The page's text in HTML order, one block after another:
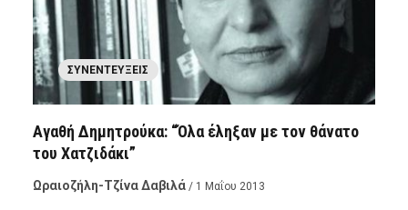
ΣΥΝΕΝΤΕΎΞΕΙΣ
Αγαθή Δημητρούκα: “Όλα έληξαν με τον θάνατο
του Χατζιδάκι”
Ωραιοζήλη-Τζίνα Δαβιλά / 1 Μαΐου 2013